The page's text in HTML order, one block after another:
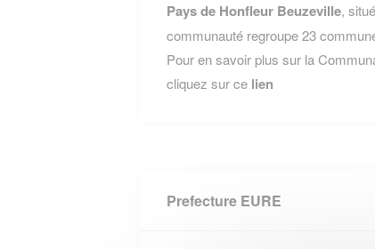
Pays de Honfleur Beuzeville,
communauté regroupe 23
Pour en savoir plus sur la
cliquez sur ce lien
Prefecture EURE